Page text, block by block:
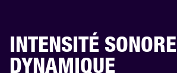
INTENSITÉ SONORE
DYNAMIQUE